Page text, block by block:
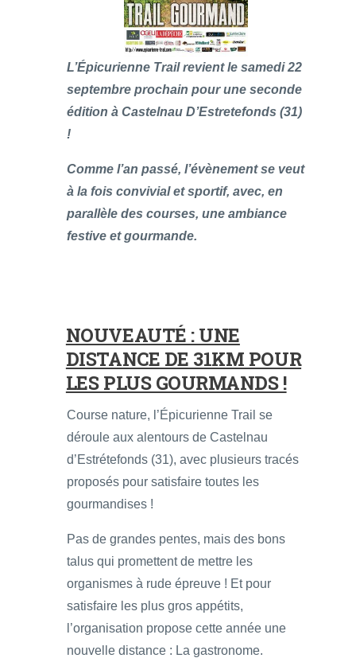
L’Épicurienne Trail revient le samedi 22
septembre prochain pour une seconde
édition à Castelnau D’Estretefonds (31)
!
Comme l’an passé, l’évènement se veut
à la fois convivial et sportif, avec, en
parallèle des courses, une ambiance
festive et gourmande.
NOUVEAUTÉ : UNE
DISTANCE DE 31KM POUR
LES PLUS GOURMANDS !
Course nature, l’Épicurienne Trail se
déroule aux alentours de Castelnau
d’Estrétefonds (31), avec plusieurs tracés
proposés pour satisfaire toutes les
gourmandises !
Pas de grandes pentes, mais des bons
talus qui promettent de mettre les
organismes à rude épreuve ! Et pour
satisfaire les plus gros appétits,
l’organisation propose cette année une
nouvelle distance : La gastronome.